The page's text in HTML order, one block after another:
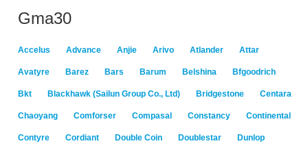
Gma30
Accelus Advance Anjie Arivo Atlander Attar
Avatyre Barez Bars Barum Belshina Bfgoodrich
Bkt Blackhawk (Sailun Group Co., Ltd) Bridgestone Centara
Chaoyang Comforser Compasal Constancy Continental
Contyre Cordiant Double Coin Doublestar Dunlop